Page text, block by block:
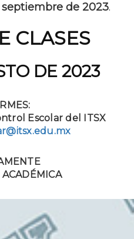
de 2023.
CLASES
DE 2023
Escolar del ITSX